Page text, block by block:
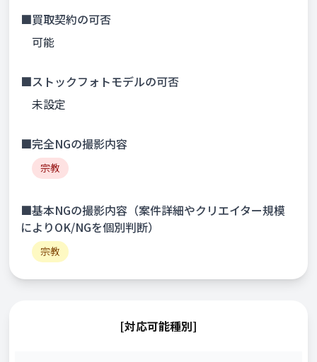
■買取契約の可否
可能
■ストックフォトモデルの可否
未設定
■完全NGの撮影内容
宗教
■基本NGの撮影内容（案件詳細やクリエイター規模
によりOK/NGを個別判断）
宗教
[対応可能種別]